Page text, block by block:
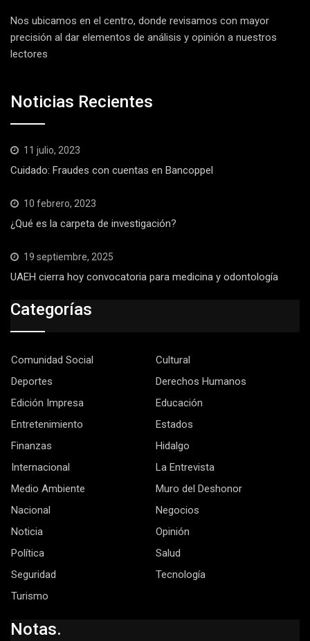
Nos ubicamos en el centro, donde revisamos con mayor
precisión al dar elementos de análisis y opinión a nuestros
lectores
Noticias Recientes
11 julio, 2023
Cuidado: Fraudes con cuentas en Bancoppel
10 febrero, 2023
¿Qué es la carpeta de investigación?
19 septiembre, 2025
UAEH cierra hoy convocatoria para medicina y odontología
Categorías
Comunidad Social
Cultural
Deportes
Derechos Humanos
Edición Impresa
Educación
Entretenimiento
Estados
Finanzas
Hidalgo
Internacional
La Entrevista
Medio Ambiente
Muro del Deshonor
Nacional
Negocios
Noticia
Opinión
Política
Salud
Seguridad
Tecnología
Turismo
Notas.